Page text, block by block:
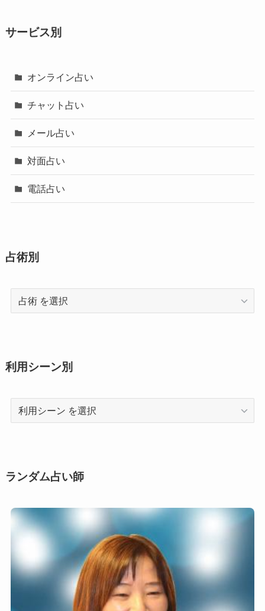
サービス別
オンライン占い
チャット占い
メール占い
対面占い
電話占い
占術別
術
利用シーン別
利
用
ン
ランダム占い師